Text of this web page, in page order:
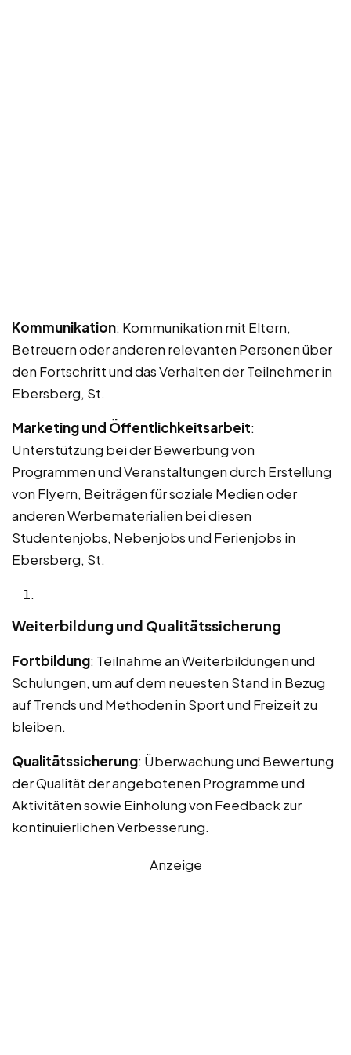
Kommunikation: Kommunikation mit Eltern,
Betreuern oder anderen relevanten Personen über
den Fortschritt und das Verhalten der Teilnehmer in
Ebersberg, St.
Marketing und Öffentlichkeitsarbeit:
Unterstützung bei der Bewerbung von
Programmen und Veranstaltungen durch Erstellung
von Flyern, Beiträgen für soziale Medien oder
anderen Werbematerialien bei diesen
Studentenjobs, Nebenjobs und Ferienjobs in
Ebersberg, St.
Weiterbildung und Qualitätssicherung
Fortbildung: Teilnahme an Weiterbildungen und
Schulungen, um auf dem neuesten Stand in Bezug
auf Trends und Methoden in Sport und Freizeit zu
bleiben.
Qualitätssicherung: Überwachung und Bewertung
der Qualität der angebotenen Programme und
Aktivitäten sowie Einholung von Feedback zur
kontinuierlichen Verbesserung.
Anzeige